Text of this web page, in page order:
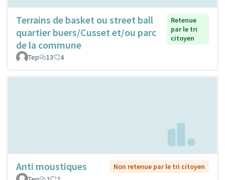
Terrains de basket ou street ball
quartier buers/Cusset et/ou parc
de la commune
Retenue
par le tri
citoyen
Tep 13 4
Anti moustiques
Non retenue par le tri citoyen